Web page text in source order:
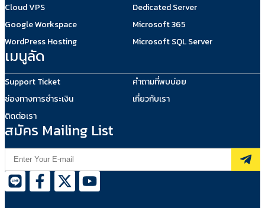
Cloud VPS
Google Workspace
WordPress Hosting
Dedicated Server
Microsoft 365
Microsoft SQL Server
เมนูลัด
Support Ticket
ช่องทางการชำระเงิน
ติดต่อเรา
คำถามที่พบบ่อย
เกี่ยวกับเรา
สมัคร Mailing List